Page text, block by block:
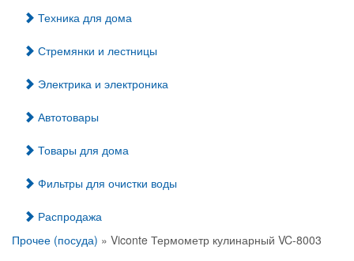
Техника для дома
Стремянки и лестницы
Электрика и электроника
Автотовары
Товары для дома
Фильтры для очистки воды
Распродажа
Прочее (посуда) » Viconte Термометр кулинарный VC-8003